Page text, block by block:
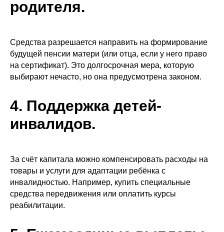
родителя.
Средства разрешается направить на формирование
будущей пенсии матери (или отца, если у него право
на сертификат). Это долгосрочная мера, которую
выбирают нечасто, но она предусмотрена законом.
4. Поддержка детей-
инвалидов.
За счёт капитала можно компенсировать расходы на
товары и услуги для адаптации ребёнка с
инвалидностью. Например, купить специальные
средства передвижения или оплатить курсы
реабилитации.